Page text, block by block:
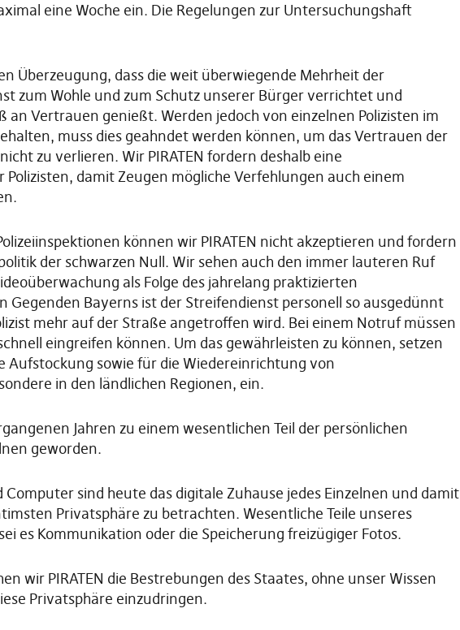
eine Woche ein. Die Regelungen zur Untersuchungshaft
Überzeugung, dass die weit überwiegende Mehrheit der
zum Wohle und zum Schutz unserer Bürger verrichtet und
an Vertrauen genießt. Werden jedoch von einzelnen Polizisten im
muss dies geahndet werden können, um das Vertrauen der
zu verlieren. Wir PIRATEN fordern deshalb eine
damit Zeugen mögliche Verfehlungen auch einem
können wir PIRATEN nicht akzeptieren und fordern
der schwarzen Null. Wir sehen auch den immer lauteren Ruf
als Folge des jahrelang praktizierten
Gegenden Bayerns ist der Streifendienst personell so ausgedünnt
mehr auf der Straße angetroffen wird. Bei einem Notruf müssen
eingreifen können. Um das gewährleisten zu können, setzen
Aufstockung sowie für die Wiedereinrichtung von
in den ländlichen Regionen, ein.
Jahren zu einem wesentlichen Teil der persönlichen
geworden.
Computer sind heute das digitale Zuhause jedes Einzelnen und damit
Privatsphäre zu betrachten. Wesentliche Teile unseres
es Kommunikation oder die Speicherung freizügiger Fotos.
wir PIRATEN die Bestrebungen des Staates, ohne unser Wissen
Privatsphäre einzudringen.